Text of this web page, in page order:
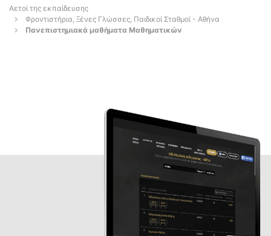
Αετοί της εκπαίδευσης
Φροντιστήρια, Ξένες Γλώσσες, Παιδικοί Σταθμοί - Αθήνα
Πανεπιστημιακά μαθήματα Μαθηματικών